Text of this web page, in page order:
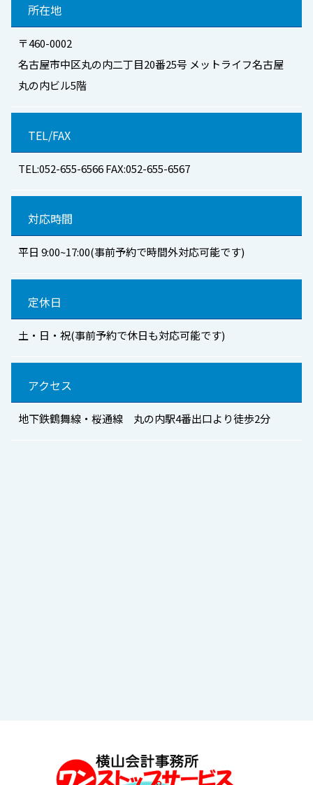
所在地
〒460-0002
名古屋市中区丸の内二丁目20番25号 メットライフ名古屋
丸の内ビル5階
TEL/FAX
TEL:052-655-6566 FAX:052-655-6567
対応時間
平日 9:00~17:00(事前予約で時間外対応可能です)
定休日
土・日・祝(事前予約で休日も対応可能です)
アクセス
地下鉄鶴舞線・桜通線 丸の内駅4番出口より徒歩2分